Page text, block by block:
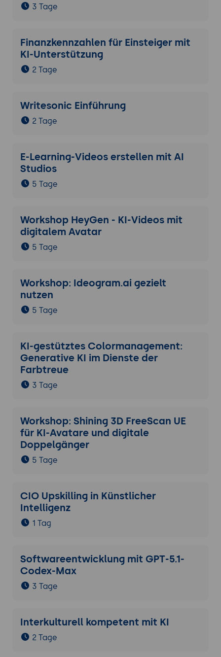
3 Tage
Finanzkennzahlen für Einsteiger mit
KI-Unterstützung
2 Tage
Writesonic Einführung
2 Tage
E-Learning-Videos erstellen mit AI
Studios
5 Tage
Workshop HeyGen - KI-Videos mit
digitalem Avatar
5 Tage
Workshop: Ideogram.ai gezielt
nutzen
5 Tage
KI-gestütztes Colormanagement:
Generative KI im Dienste der
Farbtreue
3 Tage
Workshop: Shining 3D FreeScan UE
für KI-Avatare und digitale
Doppelgänger
5 Tage
CIO Upskilling in Künstlicher
Intelligenz
1 Tag
Softwareentwicklung mit GPT-5.1-
Codex-Max
3 Tage
Interkulturell kompetent mit KI
2 Tage